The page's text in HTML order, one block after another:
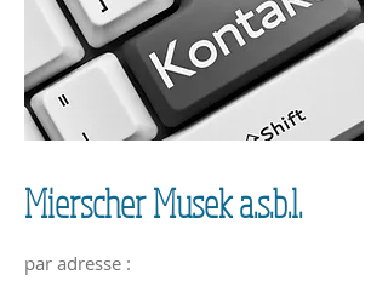
Mierscher Musek a.s.b.l.
par adresse :